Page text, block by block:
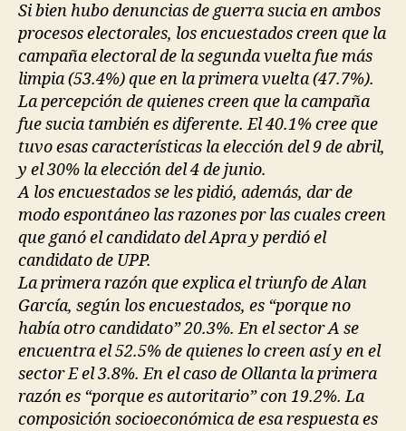
Si bien hubo denuncias de guerra sucia en ambos
procesos electorales, los encuestados creen que la
campaña electoral de la segunda vuelta fue más
limpia (53.4%) que en la primera vuelta (47.7%).
La percepción de quienes creen que la campaña
fue sucia también es diferente. El 40.1% cree que
tuvo esas características la elección del 9 de abril,
y el 30% la elección del 4 de junio.
A los encuestados se les pidió, además, dar de
modo espontáneo las razones por las cuales creen
que ganó el candidato del Apra y perdió el
candidato de UPP.
La primera razón que explica el triunfo de Alan
García, según los encuestados, es “porque no
había otro candidato” 20.3%. En el sector A se
encuentra el 52.5% de quienes lo creen así y en el
sector E el 3.8%. En el caso de Ollanta la primera
razón es “porque es autoritario” con 19.2%. La
composición socioeconómica de esa respuesta es